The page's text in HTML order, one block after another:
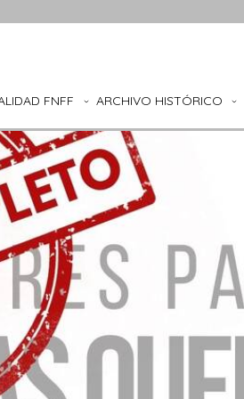
FNFF ARCHIVO HISTÓRICO